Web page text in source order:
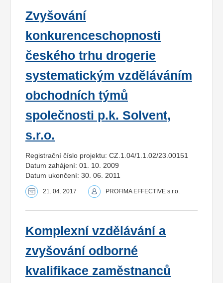
Zvyšování
konkurenceschopnosti
českého trhu drogerie
systematickým vzděláváním
obchodních týmů
společnosti p.k. Solvent,
s.r.o.
Registrační číslo projektu: CZ.1.04/1.1.02/23.00151
Datum zahájení: 01. 10. 2009
Datum ukončení: 30. 06. 2011
21. 04. 2017 PROFIMA EFFECTIVE s.r.o.
Komplexní vzdělávání a
zvyšování odborné
kvalifikace zaměstnanců